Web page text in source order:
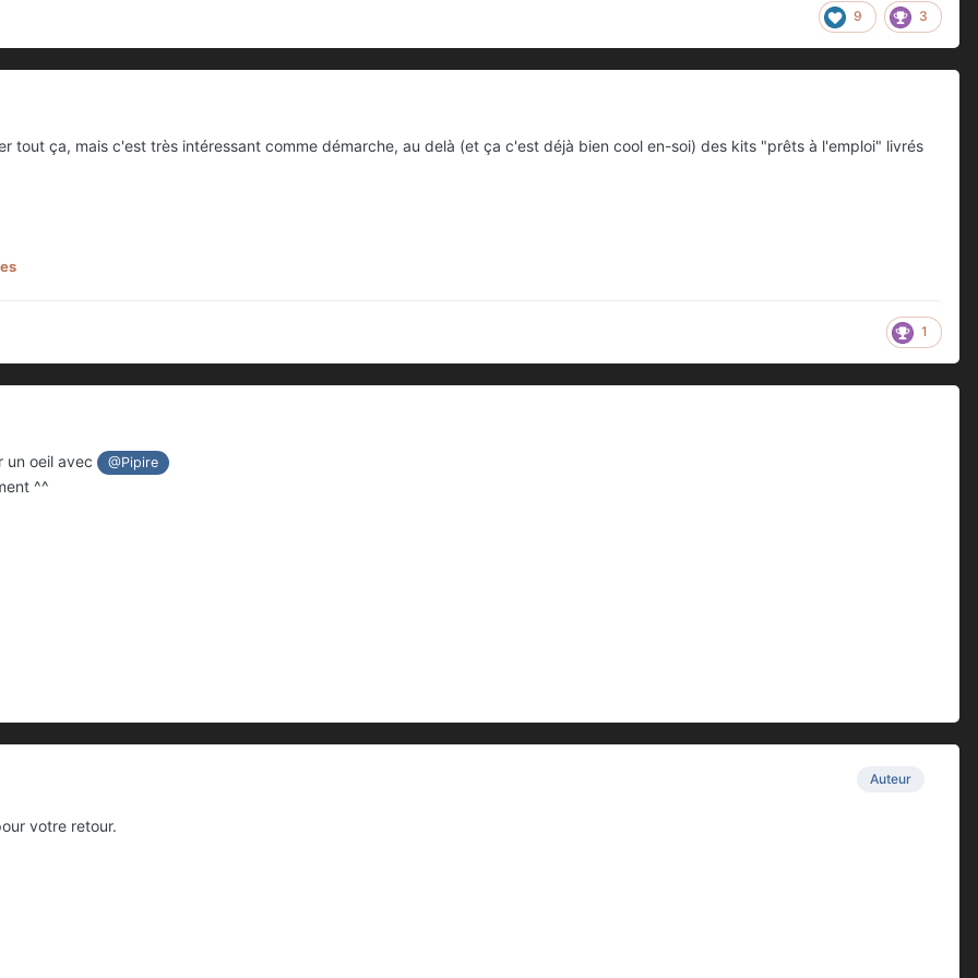
9 3
tout ça, mais c'est très intéressant comme démarche, au delà (et ça c'est déjà bien cool en-soi) des kits "prêts à l'emploi" livrés
1
un oeil avec @Pipire
^^
Auteur
votre retour.